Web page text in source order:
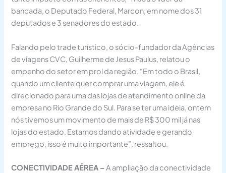
bancada, o Deputado Federal, Marcon, em nome dos 31
deputados e 3 senadores do estado.
Falando pelo trade turístico, o sócio-fundador da Agências
de viagens CVC, Guilherme de Jesus Paulus, relatou o
empenho do setor em prol da região. “Em todo o Brasil,
quando um cliente quer comprar uma viagem, ele é
direcionado para uma das lojas de atendimento online da
empresa no Rio Grande do Sul. Para se ter uma ideia, ontem
nós tivemos um movimento de mais de R$ 300 mil já nas
lojas do estado. Estamos dando atividade e gerando
emprego, isso é muito importante”, ressaltou.
CONECTIVIDADE AÉREA –A ampliação da conectividade